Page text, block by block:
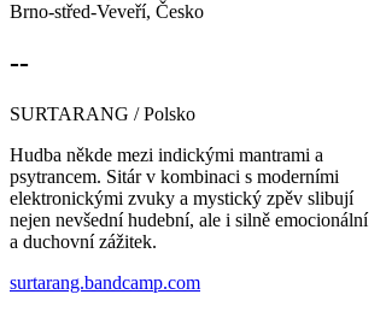
Brno-střed-Veveří, Česko
--
SURTARANG / Polsko
Hudba někde mezi indickými mantrami a
psytrancem. Sitár v kombinaci s moderními
elektronickými zvuky a mystický zpěv slibují
nejen nevšední hudební, ale i silně emocionální
a duchovní zážitek.
surtarang.bandcamp.com